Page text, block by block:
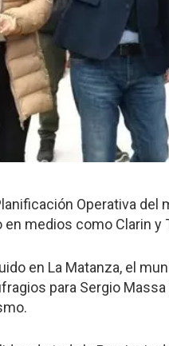
Operativa del
medios como Clarin y
en La Matanza, el
para Sergio